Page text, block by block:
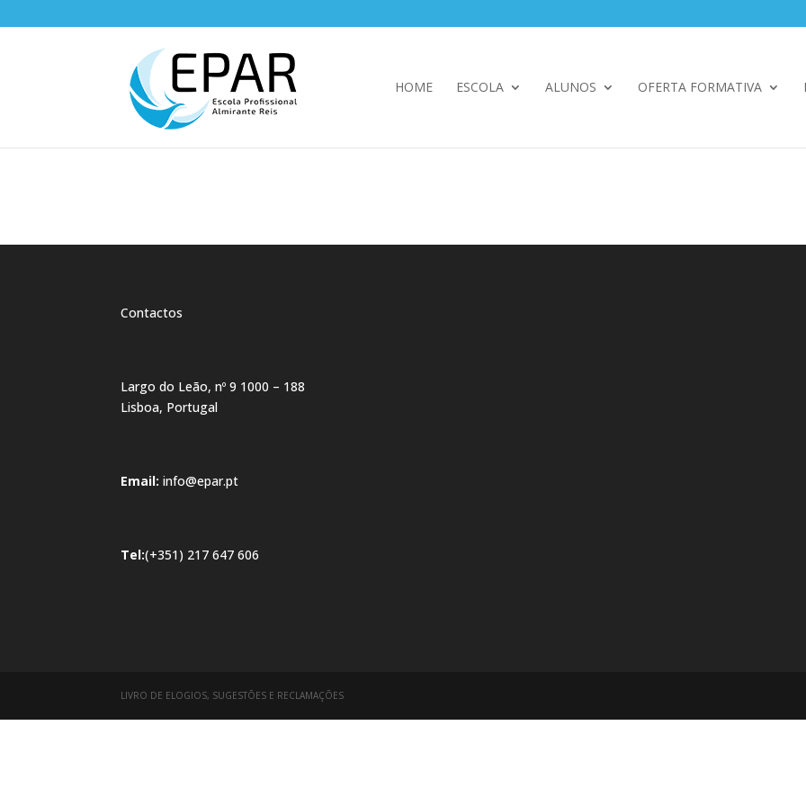
HOME ESCOLA ALUNOS OFERTA FORMATIVA
Contactos
Largo do Leão, nº 9 1000 – 188
Lisboa, Portugal
Email: info@epar.pt
Tel:(+351) 217 647 606
LIVRO DE ELOGIOS, SUGESTÕES E RECLAMAÇÕES